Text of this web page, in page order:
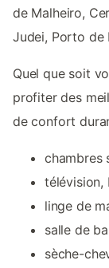
de Malheiro,
Judei, Porto de
Quel que soit
profiter des
de confort
chambres
télévision,
linge de
salle de
sèche-